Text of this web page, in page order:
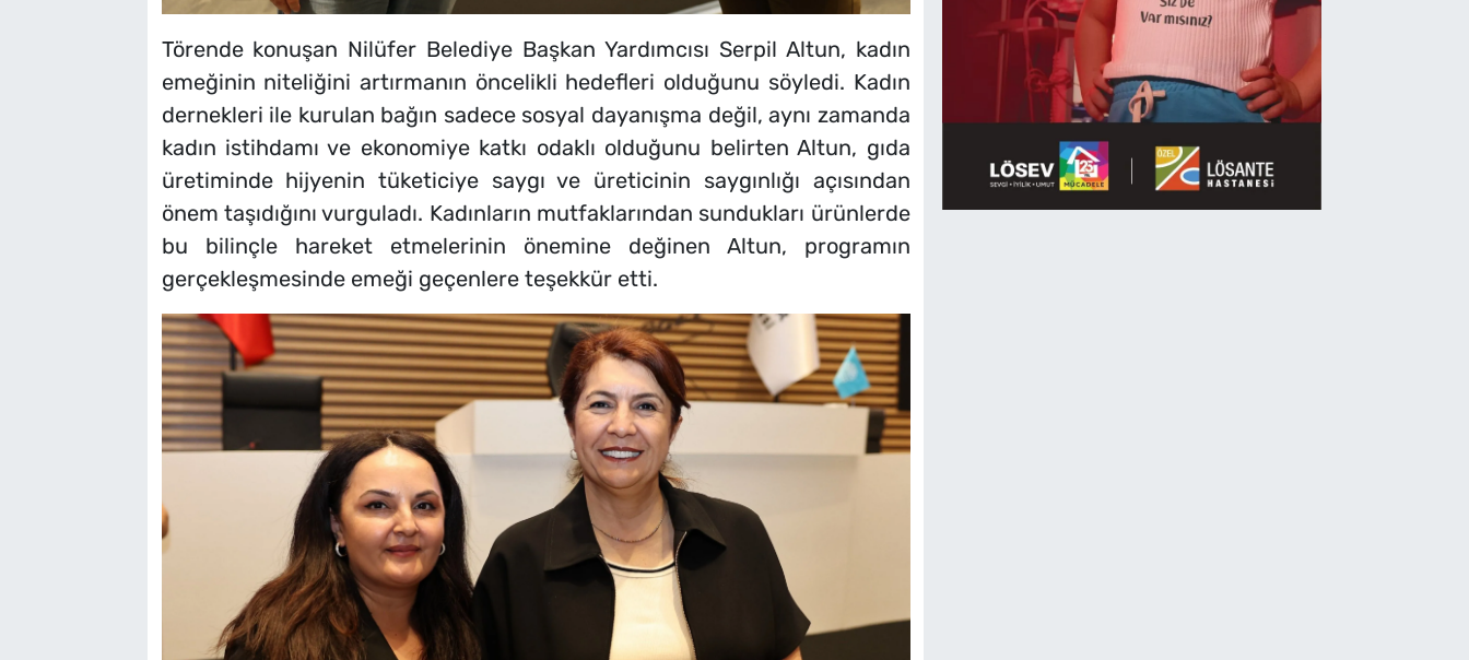
Törende konuşan Nilüfer Belediye Başkan Yardımcısı Serpil Altun, kadın
emeğinin niteliğini artırmanın öncelikli hedefleri olduğunu söyledi. Kadın
dernekleri ile kurulan bağın sadece sosyal dayanışma değil, aynı zamanda
kadın istihdamı ve ekonomiye katkı odaklı olduğunu belirten Altun, gıda
üretiminde hijyenin tüketiciye saygı ve üreticinin saygınlığı açısından
önem taşıdığını vurguladı. Kadınların mutfaklarından sundukları ürünlerde
bu bilinçle hareket etmelerinin önemine değinen Altun, programın
gerçekleşmesinde emeği geçenlere teşekkür etti.